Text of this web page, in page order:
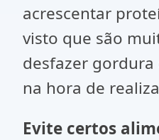
acrescentar
visto que são
desfazer
na hora de
Evite certos